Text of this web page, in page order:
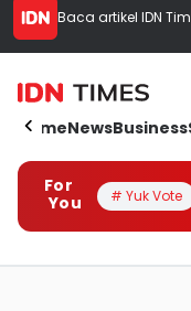
Baca artikel IDN
HomeNewsBusiness
For
You
# Yuk Vote